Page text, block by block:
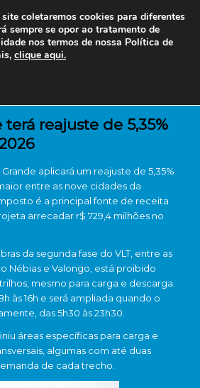
terá reajuste de 5,35%
aplicará um reajuste de 5,35%
entre as nove cidades da
é a principal fonte de receita
arrecadar r$ 729,4 milhões no
da segunda fase do VLT, entre as
Nébias e Valongo, está proibido
mesmo para carga e descarga.
às 16h e será ampliada quando o
das 5h30 às 23h30.
áreas específicas para carga e
algumas com até duas
de cada trecho.
coletaremos cookies para diferentes
sempre se opor ao tratamento de
nos termos de nossa Política de
clique aqui.